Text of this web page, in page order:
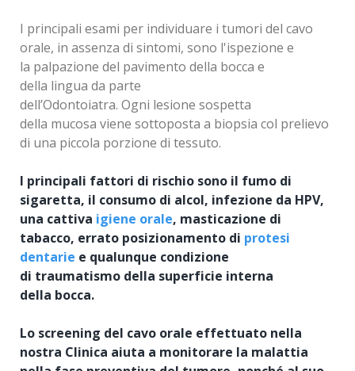
I principali esami per individuare i tumori del cavo
orale, in assenza di sintomi, sono l'ispezione e
la palpazione del pavimento della bocca e
della lingua da parte
dell’Odontoiatra. Ogni lesione sospetta
della mucosa viene sottoposta a biopsia col prelievo
di una piccola porzione di tessuto.
I principali fattori di rischio sono il fumo di
sigaretta, il consumo di alcol, infezione da HPV,
una cattiva igiene orale, masticazione di
tabacco, errato posizionamento di protesi
dentarie e qualunque condizione
di traumatismo della superficie interna
della bocca.
Lo screening del cavo orale effettuato nella
nostra Clinica aiuta a monitorare la malattia